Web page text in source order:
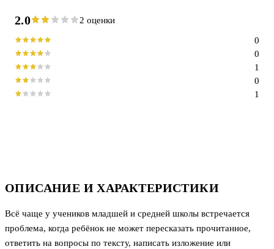
ОПИСАНИЕ И ХАРАКТЕРИСТИКИ
Всё чаще у учеников младшей и средней школы встречается
проблема, когда ребёнок не может пересказать прочитанное,
ответить на вопросы по тексту, написать изложение или
2.0 2 оценки
1
0
1
0
0